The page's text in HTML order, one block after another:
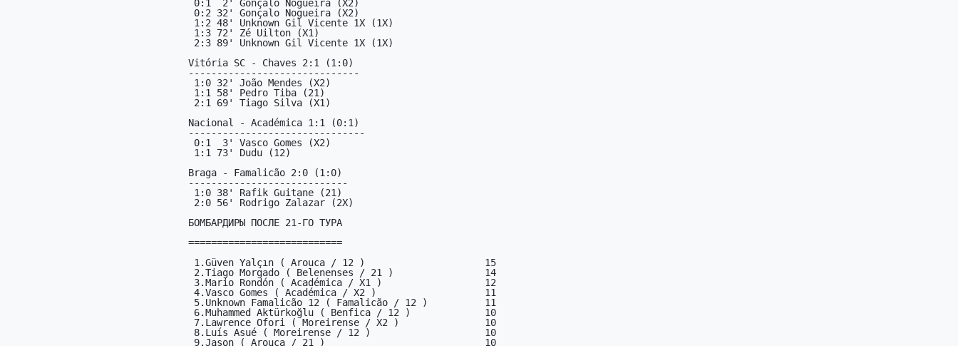
Vitória SC - Chaves 2:1 (1:0)
------------------------------
Nacional - Académica 1:1 (0:1)
-------------------------------
Braga - Famalicão 2:0 (1:0)
----------------------------
БОМБАРДИРЫ ПОСЛЕ 21-ГО ТУРА
===========================